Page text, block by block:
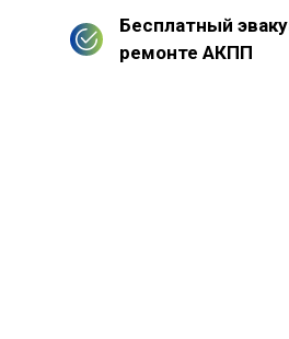
Бесплатный
ремонте АКПП